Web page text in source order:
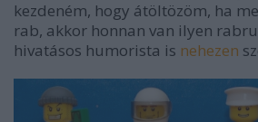
kezdeném, hogy átöltözöm, ha
rab, akkor honnan van ilyen
hivatásos humorista is nehezen